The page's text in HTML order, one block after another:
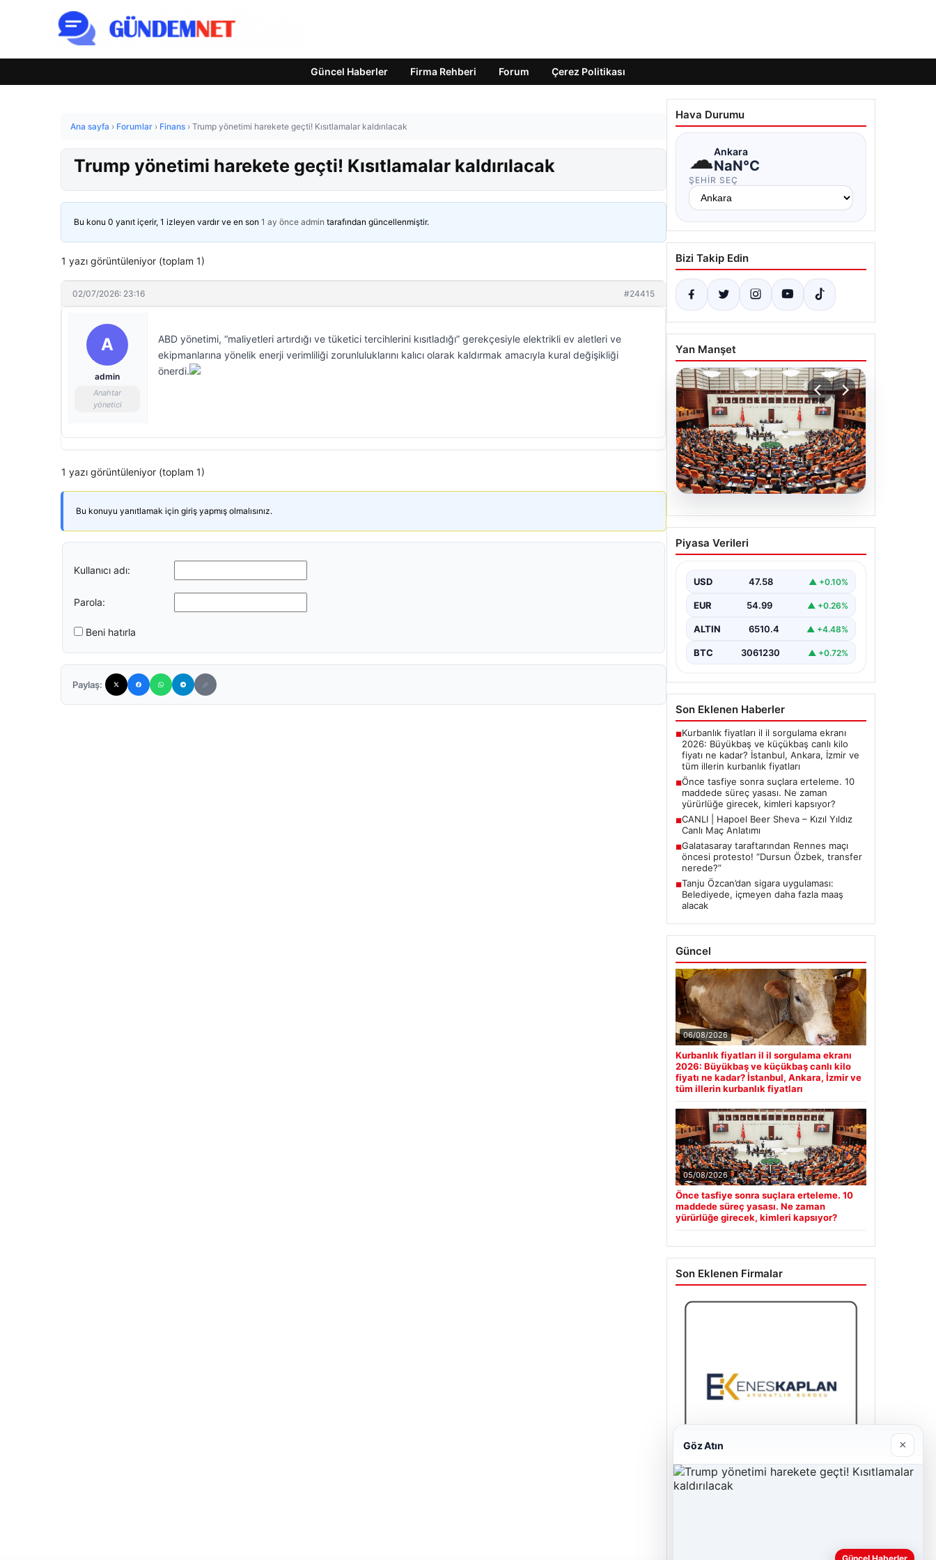
Güncel Haberler Firma Rehberi Forum Çerez Politikası
Ana sayfa › Forumlar › Finans › Trump yönetimi harekete geçti! Kısıtlamalar kaldırılacak
Trump yönetimi harekete geçti! Kısıtlamalar kaldırılacak
Bu konu 0 yanıt içerir, 1 izleyen vardır ve en son 1 ay önce admin tarafından güncellenmiştir.
1 yazı görüntüleniyor (toplam 1)
02/07/2026: 23:16 #24415
A
admin
Anahtar
yönetici
ABD yönetimi, “maliyetleri artırdığı ve tüketici tercihlerini kısıtladığı” gerekçesiyle elektrikli ev aletleri ve
ekipmanlarına yönelik enerji verimliliği zorunluluklarını kalıcı olarak kaldırmak amacıyla kural değişikliği
önerdi.
1 yazı görüntüleniyor (toplam 1)
Bu konuyu yanıtlamak için giriş yapmış olmalısınız.
Kullanıcı adı:
Parola:
Beni hatırla
Paylaş:
Hava Durumu
☁Ankara
NaN°C
ŞEHIR SEÇ
Bizi Takip Edin
Yan Manşet
04.08.2026
CANLI | Hapoel Beer
Sheva – Kızıl Yıldız Canlı
Maç Anlatımı
EUR 54.99 ▲ +0.26%
ALTIN 6510.4 ▲ +4.48%
BTC 3061230 ▲ +0.72%
■Kurbanlık fiyatları il il sorgulama ekranı
2026: Büyükbaş ve küçükbaş canlı kilo
fiyatı ne kadar? İstanbul, Ankara, İzmir ve
tüm illerin kurbanlık fiyatları
Önce tasfiye sonra suçlara erteleme. 10
maddede süreç yasası. Ne zaman
yürürlüğe girecek, kimleri kapsıyor?
CANLI | Hapoel Beer Sheva – Kızıl Yıldız
Canlı Maç Anlatımı
Galatasaray taraftarından Rennes maçı
öncesi protesto! “Dursun Özbek, transfer
nerede?”
Tanju Özcan’dan sigara uygulaması:
Belediyede, içmeyen daha fazla maaş
alacak
06/08/2026
Kurbanlık fiyatları il il sorgulama ekranı
2026: Büyükbaş ve küçükbaş canlı kilo
fiyatı ne kadar? İstanbul, Ankara, İzmir ve
tüm illerin kurbanlık fiyatları
05/08/2026
Önce tasfiye sonra suçlara erteleme. 10
maddede süreç yasası. Ne zaman
yürürlüğe girecek, kimleri kapsıyor?
Enes Kaplan Avukatlık Bürosu
28/04/2026
Göz Atın ×